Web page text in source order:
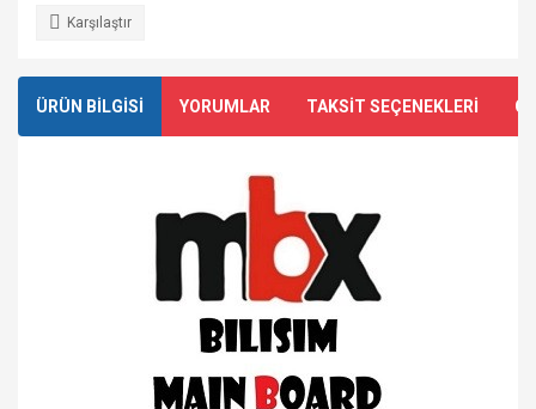
Karşılaştır
ÜRÜN BİLGİSİ YORUMLAR TAKSİT SEÇENEKLERİ